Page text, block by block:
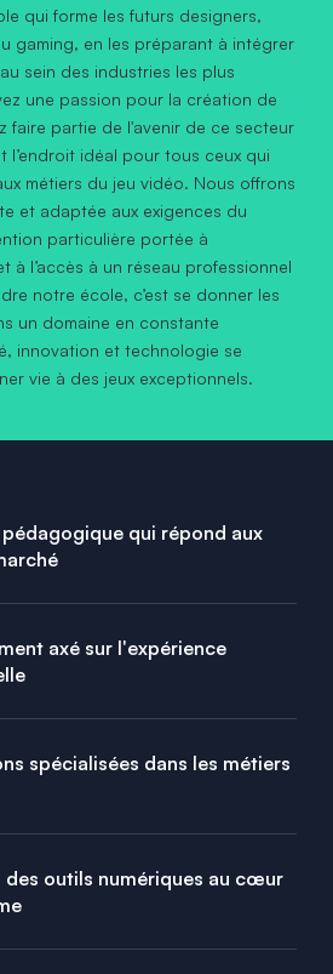
qui forme les futurs designers,
gaming, en les préparant à intégrer
sein des industries les plus
une passion pour la création de
faire partie de l'avenir de ce secteur
l’endroit idéal pour tous ceux qui
métiers du jeu vidéo. Nous offrons
et adaptée aux exigences du
particulière portée à
à l’accès à un réseau professionnel
notre école, c’est se donner les
un domaine en constante
innovation et technologie se
vie à des jeux exceptionnels.
qui répond aux
axé sur l'expérience
spécialisées dans les métiers
des outils numériques au cœur